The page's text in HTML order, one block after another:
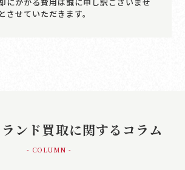
させていただきます。
ンド買取に関するコラム
- COLUMN -